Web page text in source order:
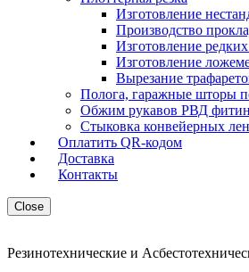
Изготовление
Производство
Изготовление
Изготовление
Вырезание
Полога, гаражные шторы
Обжим рукавов РВД
Стыковка конвейерных
Оплатить QR-кодом
Доставка
Контакты
Close
Резинотехнические и